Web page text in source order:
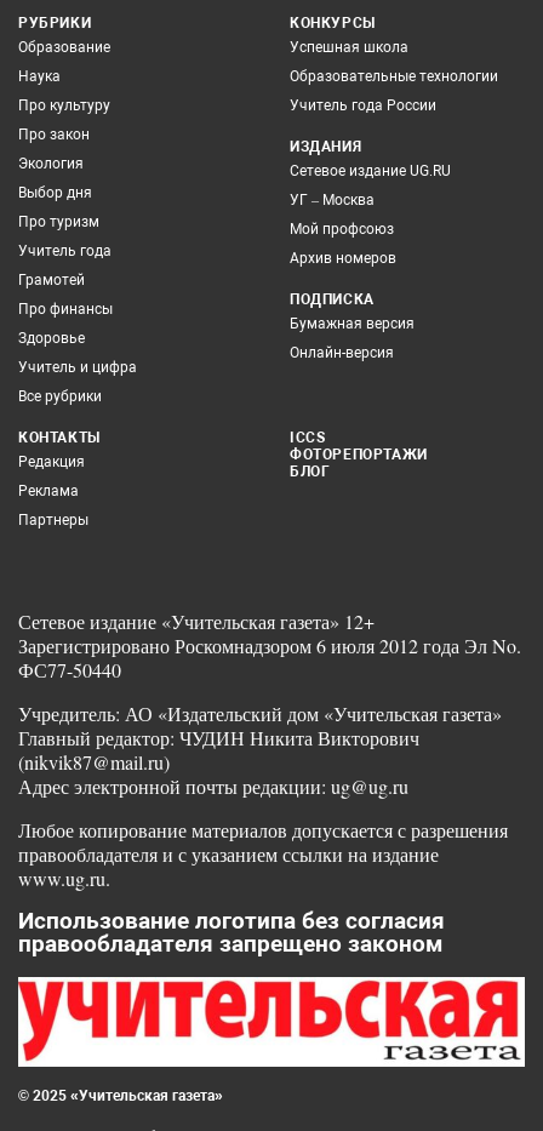
РУБРИКИ
Образование
Наука
Про культуру
Про закон
Экология
Выбор дня
Про туризм
Учитель года
Грамотей
Про финансы
Здоровье
Учитель и цифра
Все рубрики
КОНКУРСЫ
Успешная школа
Образовательные технологии
Учитель года России
ИЗДАНИЯ
Сетевое издание UG.RU
УГ – Москва
Мой профсоюз
Архив номеров
ПОДПИСКА
Бумажная версия
Онлайн-версия
КОНТАКТЫ
Редакция
Реклама
Партнеры
ICCS
ФОТОРЕПОРТАЖИ
БЛОГ
Сетевое издание «Учительская газета» 12+
Зарегистрировано Роскомнадзором 6 июля 2012 года Эл No.
ФС77-50440
Учредитель: АО «Издательский дом «Учительская газета»
Главный редактор: ЧУДИН Никита Викторович
(nikvik87@mail.ru)
Адрес электронной почты редакции: ug@ug.ru
Любое копирование материалов допускается с разрешения
правообладателя и с указанием ссылки на издание
www.ug.ru.
Использование логотипа без согласия
правообладателя запрещено законом
© 2025 «Учительская газета»